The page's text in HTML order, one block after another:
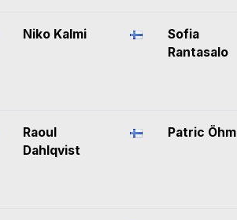
Niko Kalmi
Sofia
Rantasalo
Raoul
Dahlqvist
Patric